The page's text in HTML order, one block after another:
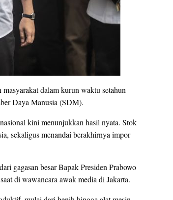
dalam kurun waktu setahun
Daya Manusia (SDM).
kini menunjukkan hasil nyata. Stok
sekaligus menandai berakhirnya impor
gagasan besar Bapak Presiden Prabowo
di wawancara awak media di Jakarta.